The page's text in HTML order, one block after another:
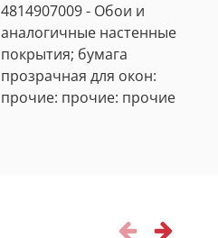
4814907009 - Обои и
аналогичные настенные
покрытия; бумага
прозрачная для окон:
прочие: прочие: прочие